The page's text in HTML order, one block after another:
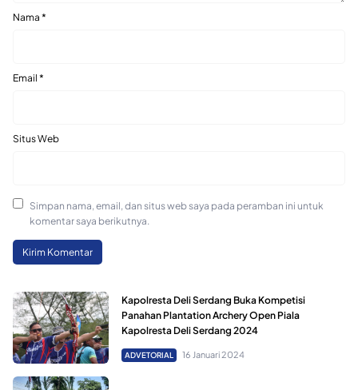
Nama *
Email *
Situs Web
Simpan nama, email, dan situs web saya pada peramban ini untuk
komentar saya berikutnya.
Kapolresta Deli Serdang Buka Kompetisi
Panahan Plantation Archery Open Piala
Kapolresta Deli Serdang 2024
ADVETORIAL 16 Januari 2024